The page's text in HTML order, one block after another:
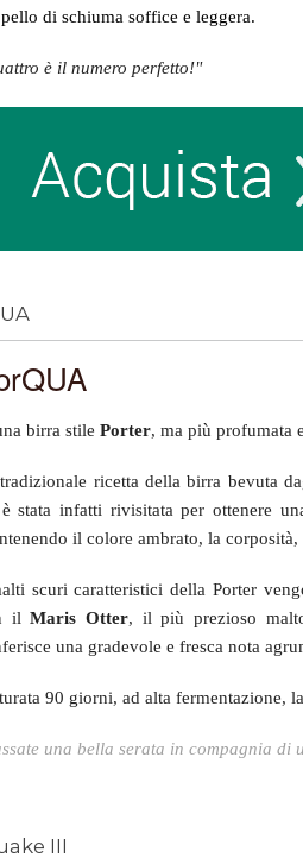
di schiuma soffice e leggera.
è il numero perfetto!"
birra stile Porter, ma più profumata
ricetta della birra bevuta
stata infatti rivisitata per ottenere
il colore ambrato, la
scuri caratteristici della Porter
ilMaris Otter, il più prezioso
una gradevole e fresca nota
90 giorni, ad alta fermentazione,
una bella serata in compagnia di
III